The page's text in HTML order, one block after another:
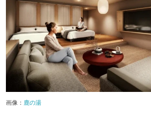
画像： 鹿の湯